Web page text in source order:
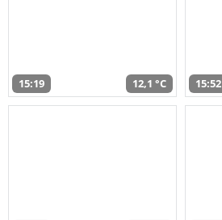
15:19 12,1 °C 15:52